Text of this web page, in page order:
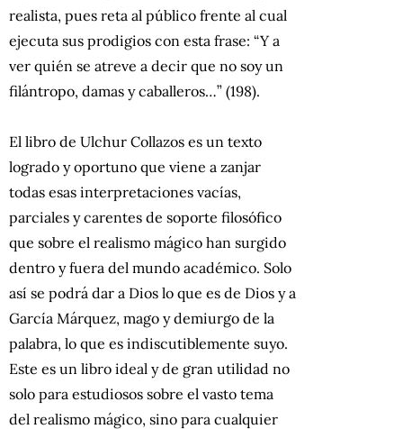
realista, pues reta al público frente al cual
ejecuta sus prodigios con esta frase: “Y a
ver quién se atreve a decir que no soy un
filántropo, damas y caballeros…” (198).
El libro de Ulchur Collazos es un texto
logrado y oportuno que viene a zanjar
todas esas interpretaciones vacías,
parciales y carentes de soporte filosófico
que sobre el realismo mágico han surgido
dentro y fuera del mundo académico. Solo
así se podrá dar a Dios lo que es de Dios y a
García Márquez, mago y demiurgo de la
palabra, lo que es indiscutiblemente suyo.
Este es un libro ideal y de gran utilidad no
solo para estudiosos sobre el vasto tema
del realismo mágico, sino para cualquier